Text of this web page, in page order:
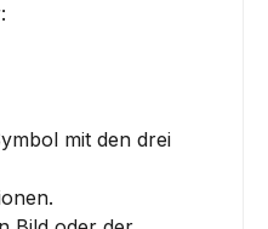
mit den drei